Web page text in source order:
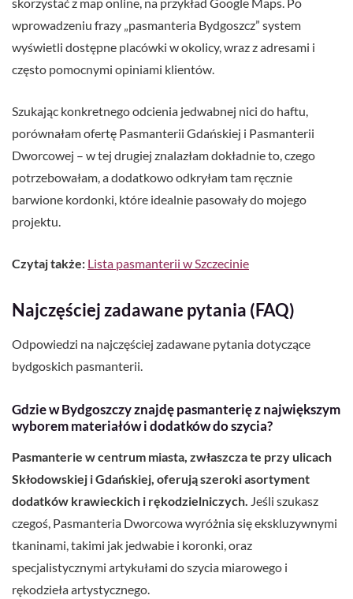
skorzystać z map online, na przykład Google Maps. Po
wprowadzeniu frazy „pasmanteria Bydgoszcz” system
wyświetli dostępne placówki w okolicy, wraz z adresami i
często pomocnymi opiniami klientów.
Szukając konkretnego odcienia jedwabnej nici do haftu,
porównałam ofertę Pasmanterii Gdańskiej i Pasmanterii
Dworcowej – w tej drugiej znalazłam dokładnie to, czego
potrzebowałam, a dodatkowo odkryłam tam ręcznie
barwione kordonki, które idealnie pasowały do mojego
projektu.
Czytaj także: Lista pasmanterii w Szczecinie
Najczęściej zadawane pytania (FAQ)
Odpowiedzi na najczęściej zadawane pytania dotyczące
bydgoskich pasmanterii.
Gdzie w Bydgoszczy znajdę pasmanterię z największym
wyborem materiałów i dodatków do szycia?
Pasmanterie w centrum miasta, zwłaszcza te przy ulicach
Skłodowskiej i Gdańskiej, oferują szeroki asortyment
dodatków krawieckich i rękodzielniczych. Jeśli szukasz
czegoś, Pasmanteria Dworcowa wyróżnia się ekskluzywnymi
tkaninami, takimi jak jedwabie i koronki, oraz
specjalistycznymi artykułami do szycia miarowego i
rękodzieła artystycznego.